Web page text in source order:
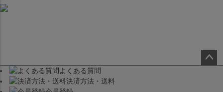
よくある質問
決済方法・送料